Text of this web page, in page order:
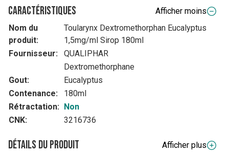
Caractéristiques
Afficher moins
Nom du
produit:
Toularynx Dextromethorphan Eucalyptus
1,5mg/ml Sirop 180ml
Fournisseur:
QUALIPHAR
Dextromethorphane
Gout:
Eucalyptus
Contenance:
180ml
Rétractation: Non
CNK:
3216736
Détails du produit
Afficher plus